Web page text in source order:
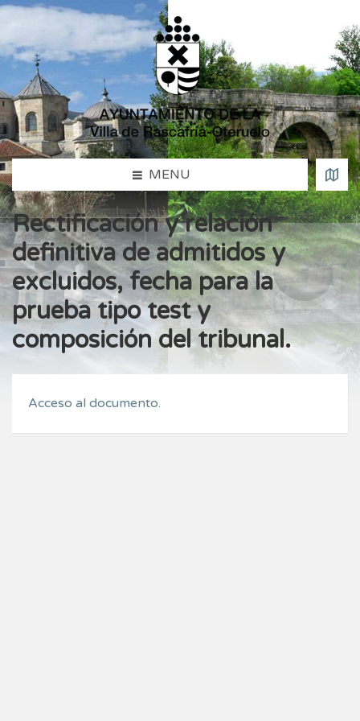
MENU
Rectificación y relación
definitiva de admitidos y
excluidos, fecha para la
prueba tipo test y
composición del tribunal.
Acceso al documento.